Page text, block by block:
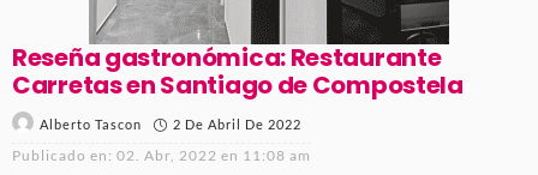
Reseña gastronómica: Restaurante
Carretas en Santiago de Compostela
Alberto Tascon 2 De Abril De 2022
Publicado en: 02. Abr, 2022 en 11:08 am